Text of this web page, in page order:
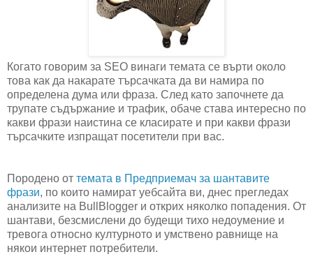
Когато говорим за SEO винаги темата се върти около
това как да накарате търсачката да ви намира по
определена дума или фраза. След като започнете да
трупате съдържание и трафик, обаче става интересно по
какви фрази наистина се класирате и при какви фрази
търсачките изпращат посетители при вас.
Породено от темата в Предприемач за шантавите
фрази, по които намират уебсайта ви, днес прегледах
анализите на BullBlogger и открих няколко попадения. От
шантави, безсмислени до будещи тихо недоумение и
тревога относно културното и умствено равнище на
някои интернет потребители.